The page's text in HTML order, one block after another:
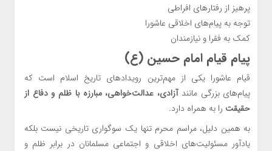
پرهیز از رفتارهای افراطی
توجه به پیام‌های اخلاقی عاشورا
کمک به فقرا و نیازمندان
پیام قیام امام حسین (ع)
قیام عاشورا یکی از مهم‌ترین رویدادهای تاریخ اسلام است که
پیام‌های بزرگی مانندآزادی، عدالت‌خواهی، مبارزه با ظلم و دفاع از
حقیقت را به همراه دارد.
به همین دلیل، مراسم محرم تنها یک سوگواری تاریخی نیست بلکه
یادآور مسئولیت‌های اخلاقی و اجتماعی مسلمانان در برابر ظلم و